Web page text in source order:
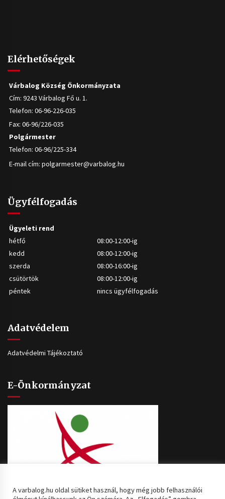
Elérhetőségek
Várbalog Község Önkormányzata
Cím: 9243 Várbalog Fő u. 1.
Telefon: 06-96-226-035
Fax: 06-96/226-035
Polgármester
Telefon: 06-96/225-334
E-mail cím: polgarmester@varbalog.hu
Ügyfélfogadás
Ügyeleti rend
hétfő
08:00-12:00-ig
kedd
08:00-12:00-ig
szerda
08:00-16:00-ig
csütörtök
08:00-12:00-ig
péntek
nincs ügyfélfogadás
Adatvédelem
Adatvédelmi Tájékoztató
E-Önkormányzat
A varbalog.hu oldal sütiket használ, hogy még jobb felhasználói